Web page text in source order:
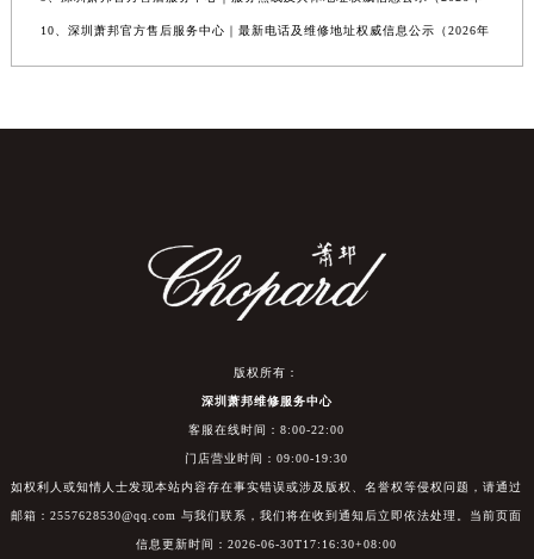
10、深圳萧邦官方售后服务中心｜最新电话及维修地址权威信息公示（2026年
版权所有：
深圳萧邦维修服务中心
客服在线时间：8:00-22:00
门店营业时间：09:00-19:30
如权利人或知情人士发现本站内容存在事实错误或涉及版权、名誉权等侵权问题，请通过
邮箱：2557628530@qq.com 与我们联系，我们将在收到通知后立即依法处理。当前页面
信息更新时间：2026-06-30T17:16:30+08:00